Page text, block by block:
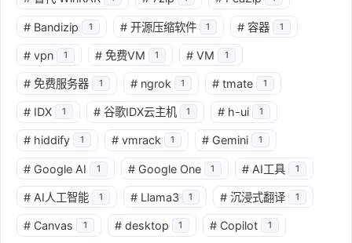
# Bandizip 1 # 开源压缩软件 1 # 容器 1
# vpn 1 # 免费VM 1 # VM 1
# 免费服务器 1 # ngrok 1 # tmate 1
# IDX 1 # 谷歌IDX云主机 1 # h-ui 1
# hiddify 1 # vmrack 1 # Gemini 1
# Google AI 1 # Google One 1 # AI工具 1
# AI人工智能 1 # Llama3 1 # 沉浸式翻译 1
# Canvas 1 # desktop 1 # Copilot 1